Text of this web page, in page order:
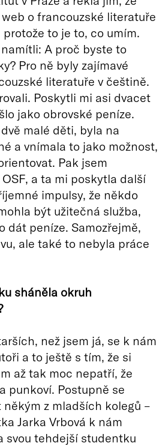
o francouzské literatuře
to je to, co umím.
A proč byste to
Pro ně byly zajímavé
literatuře v češtině.
Poskytli mi asi dvacet
jako obrovské peníze.
malé děti, byla na
a vnímala to jako možnost,
Pak jsem
a ta mi poskytla další
impulsy, že někdo
být užitečná služba,
dát peníze. Samozřejmě,
ale také to nebyla práce
sháněla okruh
než jsem já, se k nám
a to ještě s tím, že si
až tak moc nepatří, že
punkoví. Postupně se
z mladších kolegů –
Jarka Vrbová k nám
svou tehdejší studentku